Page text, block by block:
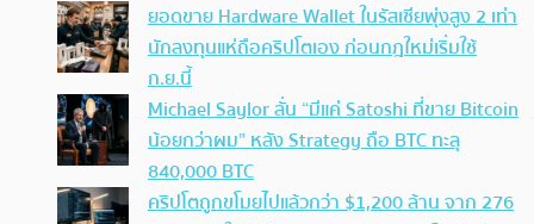
ยอดขาย Hardware Wallet ในรัสเซียพุ่งสูง 2 เท่า
นักลงทุนแห่ถือคริปโตเอง ก่อนกฎใหม่เริ่มใช้
ก.ย.นี้
Michael Saylor ลั่น “มีแค่ Satoshi ที่ขาย Bitcoin
น้อยกว่าผม” หลัง Strategy ถือ BTC ทะลุ
840,000 BTC
คริปโตถูกขโมยไปแล้วกว่า $1,200 ล้าน จาก 276